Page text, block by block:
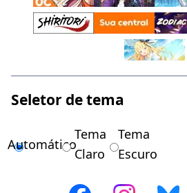
Seletor de tema
Automático
Tema
Claro
Tema
Escuro